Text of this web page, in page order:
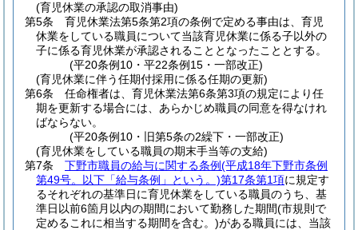
(育児休業の承認の取消事由)
第5条
育児休業法第5条第2項の条例で定める事由は、育児
休業をしている職員について当該育児休業に係る子以外の
子に係る育児休業が承認されることとなったこととする。
(平20条例10・平22条例15・一部改正)
(育児休業に伴う任期付採用に係る任期の更新)
第6条
任命権者は、育児休業法第6条第3項の規定により任
期を更新する場合には、あらかじめ職員の同意を得なけれ
ばならない。
(平20条例10・旧第5条の2繰下・一部改正)
(育児休業をしている職員の期末手当等の支給)
第7条
下野市職員の給与に関する条例(平成18年下野市条例
第49号。以下「給与条例」という。)第17条第1項に規定す
るそれぞれの基準日に育児休業をしている職員のうち、基
準日以前6箇月以内の期間において勤務した期間(市規則で
定めるこれに相当する期間を含む。)がある職員には、当該